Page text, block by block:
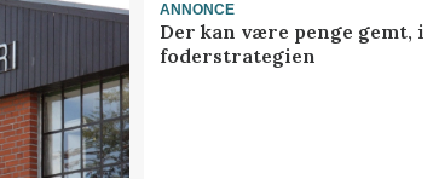
ANNONCE
Der kan være penge gemt, i
foderstrategien